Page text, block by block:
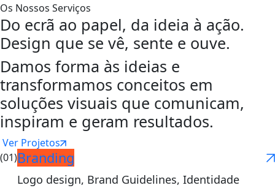
Os Nossos Serviços
Do ecrã ao papel, da ideia à ação.
Design que se vê, sente e ouve.
Damos forma às ideias e
transformamos conceitos em
soluções visuais que comunicam,
inspiram e geram resultados.
Ver Projetos
(01)Branding
Logo design, Brand Guidelines, Identidade